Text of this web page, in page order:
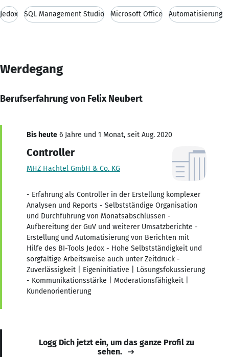
Jedox SQL Management Studio Microsoft Office Automatisierung
Werdegang
Berufserfahrung von Felix Neubert
Bis heute 6 Jahre und 1 Monat, seit Aug. 2020
Controller
MHZ Hachtel GmbH & Co. KG
- Erfahrung als Controller in der Erstellung komplexer
Analysen und Reports - Selbstständige Organisation
und Durchführung von Monatsabschlüssen -
Aufbereitung der GuV und weiterer Umsatzberichte -
Erstellung und Automatisierung von Berichten mit
Hilfe des BI-Tools Jedox - Hohe Selbstständigkeit und
sorgfältige Arbeitsweise auch unter Zeitdruck -
Zuverlässigkeit | Eigeninitiative | Lösungsfokussierung
- Kommunikationsstärke | Moderationsfähigkeit |
Kundenorientierung
Logg Dich jetzt ein, um das ganze Profil zu
sehen.